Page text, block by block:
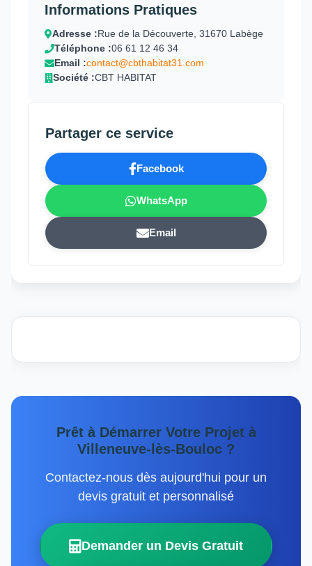
Informations Pratiques
Adresse :Rue de la Découverte, 31670 Labège
Téléphone :06 61 12 46 34
Email :contact@cbthabitat31.com
Société :CBT HABITAT
Partager ce service
Facebook
WhatsApp
Email
Prêt à Démarrer Votre Projet à
Villeneuve-lès-Bouloc ?
Contactez-nous dès aujourd'hui pour un
devis gratuit et personnalisé
Demander un Devis Gratuit